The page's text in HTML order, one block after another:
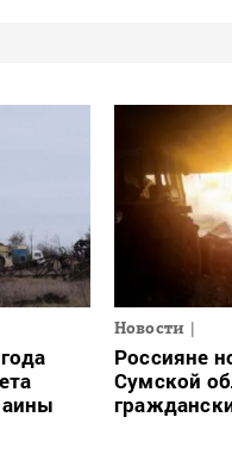
Новости
Россияне
Сумской